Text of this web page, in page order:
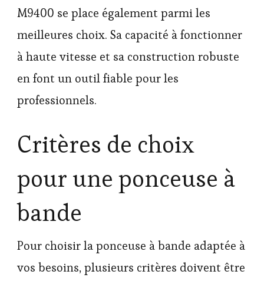
M9400 se place également parmi les
meilleures choix. Sa capacité à fonctionner
à haute vitesse et sa construction robuste
en font un outil fiable pour les
professionnels.
Critères de choix
pour une ponceuse à
bande
Pour choisir la ponceuse à bande adaptée à
vos besoins, plusieurs critères doivent être